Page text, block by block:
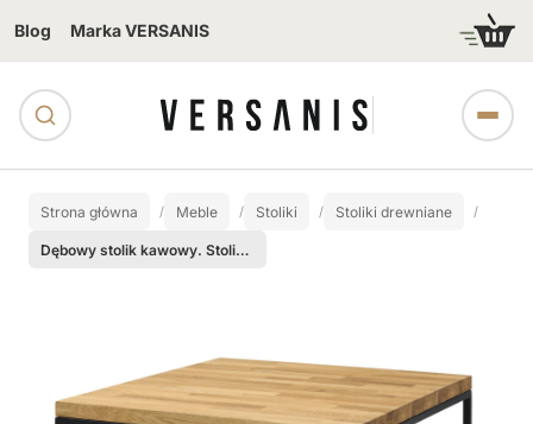
Blog Marka VERSANIS
Strona główna Meble Stoliki Stoliki drewniane
Dębowy stolik kawowy. Stolik loft z półką